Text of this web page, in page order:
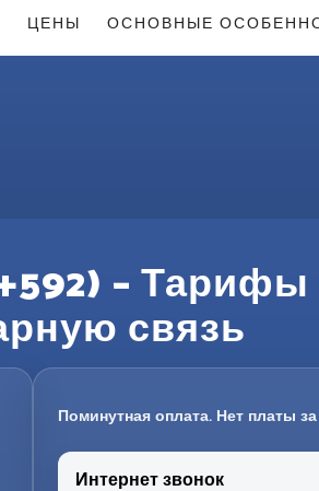
ЦЕНЫ ОСНОВНЫЕ
–
связь
Поминутная оплата. Нет платы
Интернет звонок